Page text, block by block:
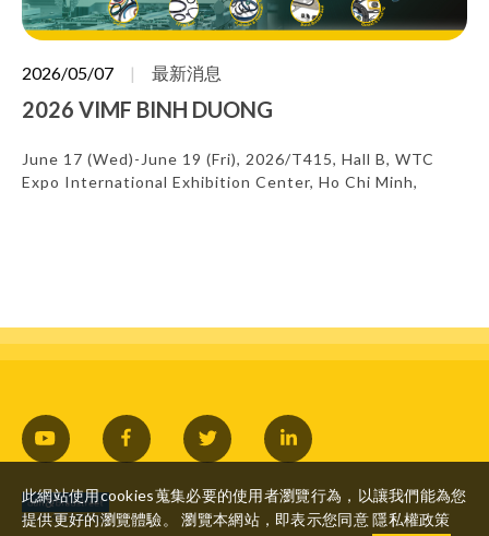
2026/05/07 最新消息
2026 VIMF BINH DUONG
June 17 (Wed)-June 19 (Fri), 2026/T415, Hall B, WTC
Expo International Exhibition Center, Ho Chi Minh,
此網站使用cookies蒐集必要的使用者瀏覽行為，以讓我們能為您
提供更好的瀏覽體驗。 瀏覽本網站，即表示您同意隱私權政策